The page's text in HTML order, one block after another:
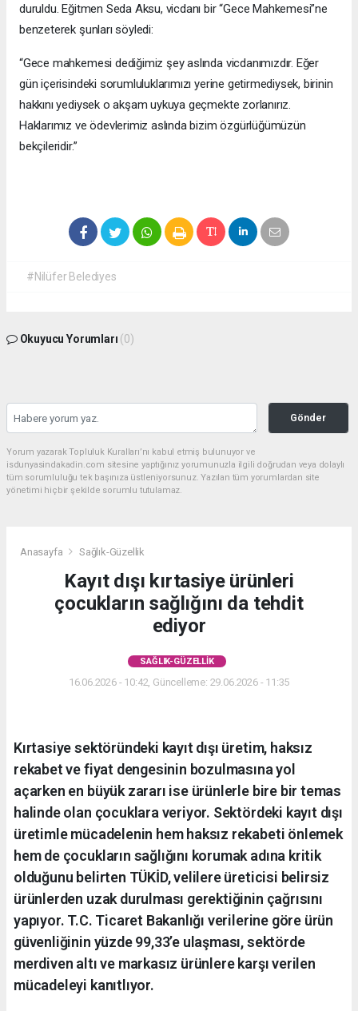
duruldu. Eğitmen Seda Aksu, vicdanı bir “Gece Mahkemesi”ne
benzeterek şunları söyledi:
“Gece mahkemesi dediğimiz şey aslında vicdanımızdır. Eğer
gün içerisindeki sorumluluklarımızı yerine getirmediysek, birinin
hakkını yediysek o akşam uykuya geçmekte zorlanırız.
Haklarımız ve ödevlerimiz aslında bizim özgürlüğümüzün
bekçileridir.”
#Nilüfer Belediyes
Okuyucu Yorumları (0)
Gönder
Yorum yazarak Topluluk Kuralları’nı kabul etmiş bulunuyor ve
isdunyasindakadin.com sitesine yaptığınız yorumunuzla ilgili doğrudan veya dolaylı
tüm sorumluluğu tek başınıza üstleniyorsunuz. Yazılan tüm yorumlardan site
yönetimi hiçbir şekilde sorumlu tutulamaz.
Anasayfa Sağlık-Güzellik
Kayıt dışı kırtasiye ürünleri
çocukların sağlığını da tehdit
ediyor
SAĞLIK-GÜZELLIK
16.06.2026 - 10:42, Güncelleme: 29.06.2026 - 11:35
Kırtasiye sektöründeki kayıt dışı üretim, haksız
rekabet ve fiyat dengesinin bozulmasına yol
açarken en büyük zararı ise ürünlerle bire bir temas
halinde olan çocuklara veriyor. Sektördeki kayıt dışı
üretimle mücadelenin hem haksız rekabeti önlemek
hem de çocukların sağlığını korumak adına kritik
olduğunu belirten TÜKİD, velilere üreticisi belirsiz
ürünlerden uzak durulması gerektiğinin çağrısını
yapıyor. T.C. Ticaret Bakanlığı verilerine göre ürün
güvenliğinin yüzde 99,33’e ulaşması, sektörde
merdiven altı ve markasız ürünlere karşı verilen
mücadeleyi kanıtlıyor.